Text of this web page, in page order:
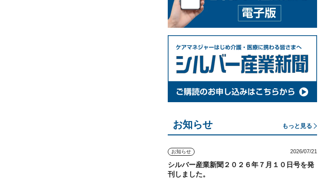
お知らせ もっと見る
お知らせ 2026/07/21
シルバー産業新聞２０２６年７月１０日号を発
刊しました。